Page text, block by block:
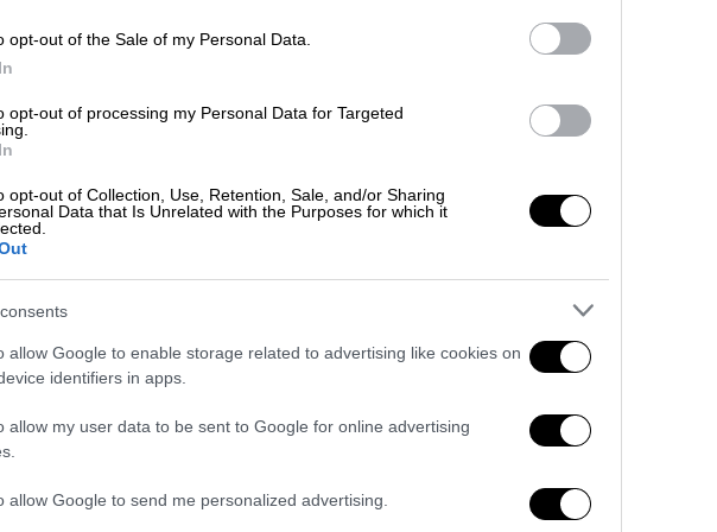
opt-out of the Sale of my Personal Data.
opt-out of processing my Personal Data for Targeted
opt-out of Collection, Use, Retention, Sale, and/or Sharing
Data that Is Unrelated with the Purposes for which it
allow Google to enable storage related to advertising like cookies on
identifiers in apps.
allow my user data to be sent to Google for online advertising
allow Google to send me personalized advertising.
Ελλάδα 25.03.2026 14:26
Η Θεσσαλονίκη τίμησε την 25η
μαθητική παρέλαση
Ανδρουλάκης για 25η Μαρτίου:
αρχές όσων θυσιάστηκαν για την
Μεσημεριανό
08/08/2026
ΑΠΟΣΠΑΣΜΑΤΑ...
Κόλαση φωτιάς
Ιταλία –
Φοιτητική